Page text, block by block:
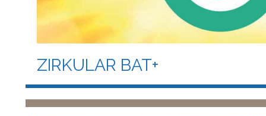
ZIRKULAR BAT+